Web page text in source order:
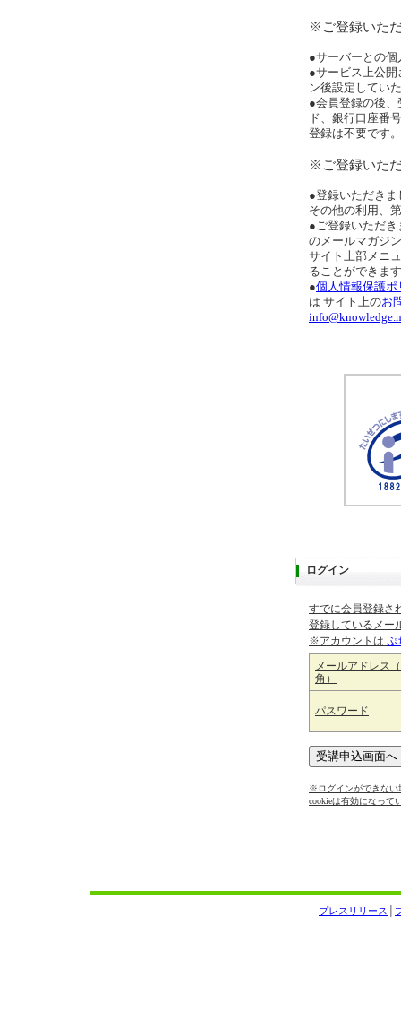
※ご登録いた
●サーバーとの個
●サービス上公
ン後設定してい
●会員登録の後
ド、銀行口座番
登録は不要です。
※ご登録いた
●登録いただき
その他の利用、
●ご登録いただ
のメールマガジ
サイト上部メニ
ることができま
●個人情報保護ポ
は サイト上のお
ログイン
すでに会員登録さ
登録しているメー
※アカウントは ぷ
メールアドレス
角）
パスワード
※ログインができない
cookieは有効になって
プレスリリース